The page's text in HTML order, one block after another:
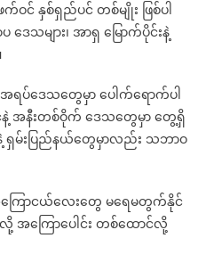
င် နှစ်ရှည်ပင် တစ်မျိုး ဖြစ်ပါ
သများ၊ အာရှ မြောက်ပိုင်းနဲ့
အရပ်ဒေသတွေမှာ ပေါက်ရောက်ပါ
င်နဲ့ အနီးတစ်ဝိုက် ဒေသတွေမှာ တွေ့ရှိ
ရှမ်းပြည်နယ်တွေမှာလည်း သဘာဝ
ာငယ်လေးတွေ မရေမတွက်နိုင်
အကြောပေါင်း တစ်ထောင်လို့